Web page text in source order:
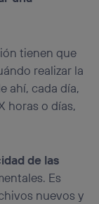
tienen que
realizar la
ahí, cada día,
horas o días,
de las
Es
nuevos y